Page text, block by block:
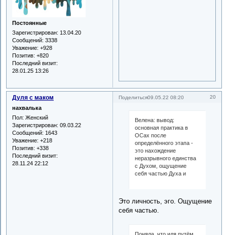
Постоянные
Зарегистрирован: 13.04.20
Сообщений: 3338
Уважение: +928
Позитив: +820
Последний визит:
28.01.25 13:26
Поделиться 20
09.05.22 08:20
Дуля с маком
нахвалька
Пол: Женский
Зарегистрирован: 09.03.22
Сообщений: 1643
Уважение: +218
Позитив: +338
Последний визит:
28.11.24 22:12
Велена: вывод:
основная практика в
ОСах после
определённого этапа -
это нахождение
неразрывного единства
с Духом, ощущение
себя частью Духа и
Это личность, эго. Ощущение
себя частью.